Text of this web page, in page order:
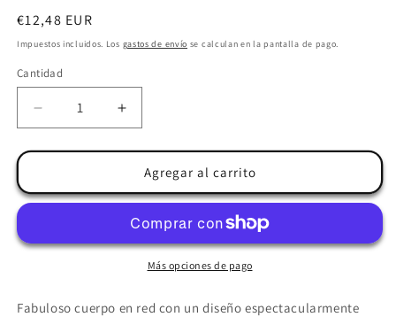
Precio
habitual
€12,48 EUR
Impuestos incluidos. Los gastos de envío se calculan en la pantalla de pago.
Cantidad
Reducir
cantidad
para
-
WOMAN
BODYSTOCKING
UNICA
Aumentar
cantidad
para
PASSION
-
WOMAN
BS038
BODYSTOCKING
NEGRO
UNICA
Agregar al carrito
Más opciones de pago
Fabuloso cuerpo en red con un diseño espectacularmente